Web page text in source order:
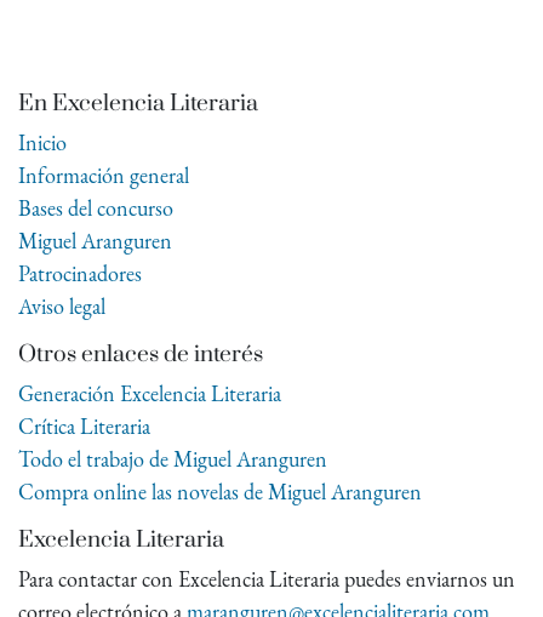
En Excelencia Literaria
Inicio
Información general
Bases del concurso
Miguel Aranguren
Patrocinadores
Aviso legal
Otros enlaces de interés
Generación Excelencia Literaria
Crítica Literaria
Todo el trabajo de Miguel Aranguren
Compra online las novelas de Miguel Aranguren
Excelencia Literaria
Para contactar con Excelencia Literaria puedes enviarnos un